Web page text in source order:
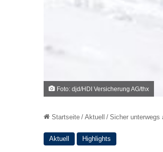
Foto: djd/HDI Versicherung AG/thx
Startseite / Aktuell / Sicher unterwegs
Aktuell Highlights